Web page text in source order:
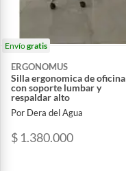
Envíogratis
ERGONOMUS
Silla ergonomica de oficina
con soporte lumbar y
respaldar alto
Por Dera del Agua
$ 1.380.000